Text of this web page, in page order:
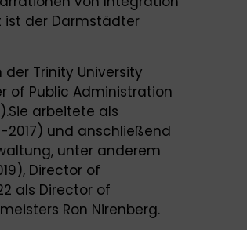
ist der Darmstädter
Trinity University
of Public Administration
arbeitete als
2017) und anschließend
unter anderem
Director of
als Director of
Ron Nirenberg.